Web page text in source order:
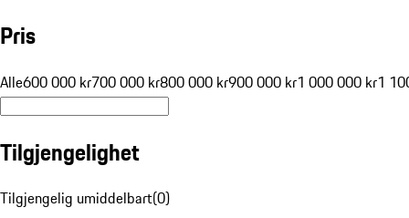
Pris
Alle600 000 kr700 000 kr800 000 kr900 000 kr1 000 000 kr1
Tilgjengelighet
Tilgjengelig umiddelbart(0)